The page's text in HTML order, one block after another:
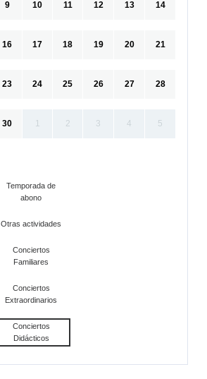
9 10 11 12 13 14
16 17 18 19 20 21
23 24 25 26 27 28
30 1 2 3 4 5
Temporada de
abono
Otras actividades
Conciertos
Familiares
Conciertos
Extraordinarios
Conciertos
Didácticos